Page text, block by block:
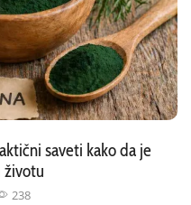
saveti kako da je
životu
238